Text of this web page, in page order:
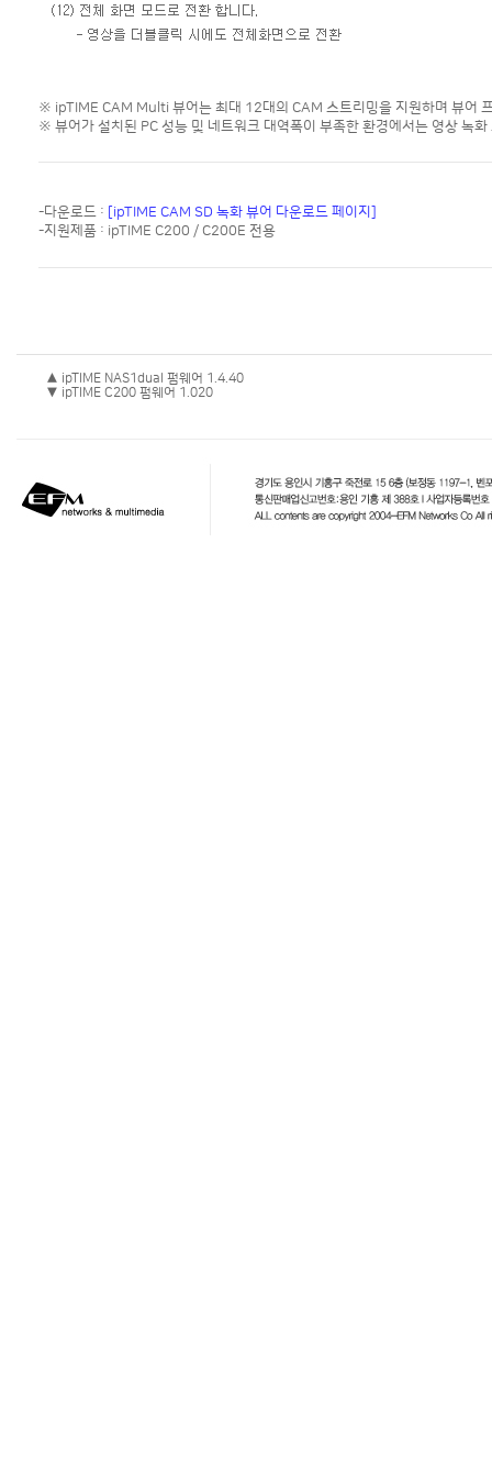
※ ipTIME CAM Multi 뷰어는 최대 12대의 CAM 스트리밍을 지원하며 뷰어
※ 뷰어가 설치된 PC 성능 및 네트워크 대역폭이 부족한 환경에서는 영상 녹
-다운로드 :
[ipTIME CAM SD 녹화 뷰어 다운로드 페이지]
-지원제품 : ipTIME C200 / C200E 전용
▲ ipTIME NAS1dual 펌웨어 1.4.40
▼ ipTIME C200 펌웨어 1.020